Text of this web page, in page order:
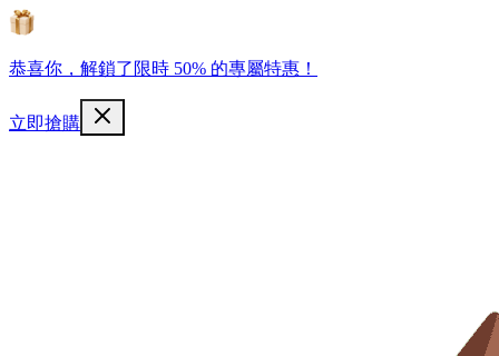
恭喜你，解鎖了限時 50% 的專屬特惠！
立即搶購